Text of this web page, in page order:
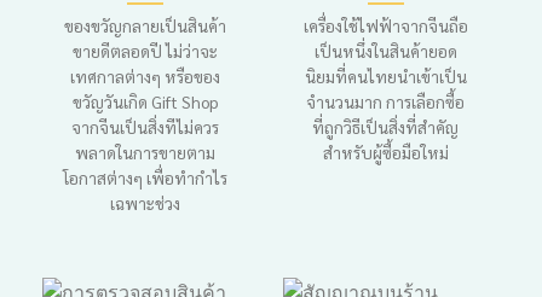
ของขวัญกลายเป็นสินค้า
ขายดีตลอดปี ไม่ว่าจะ
เทศกาลต่างๆ หรือของ
ขวัญวันเกิด Gift Shop
จากจีนเป็นสิ่งทีไม่ควร
พลาดในการขายตาม
โอกาสต่างๆ เพื่อทำกำไร
เฉพาะช่วง
เครื่องใช้ไฟฟ้าจากจีนถือ
เป็นหนึ่งในสินค้ายอด
นิยมที่คนไทยนำเข้าเป็น
จำนวนมาก การเลือกซื้อ
ที่ถูกวิธีเป็นสิ่งที่สำคัญ
สำหรับผู้ซื้อมือใหม่